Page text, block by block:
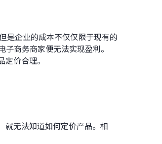
是企业的成本不仅仅限于现有的
商务商家便无法实现盈利。
价合理。
就无法知道如何定价产品。相